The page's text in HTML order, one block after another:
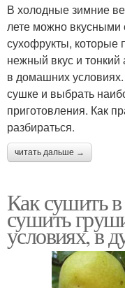
В холодные зимние
лете можно
сухофрукты, которые
нежный вкус и тонкий
в домашних
сушке и выбрать
приготовления. Как
разбираться.
читать дальше →
Как сушить
сушить
условиях, в